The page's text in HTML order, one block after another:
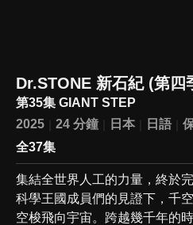
Dr.STONE 新石紀 (第四
第35集 GIANT STEP
2025
24 分鐘 日本 日語
全37集
集結全世界人工的力量，終於
科學王國成員們的見證下，千
空梭飛向宇宙。跨越幾千年的